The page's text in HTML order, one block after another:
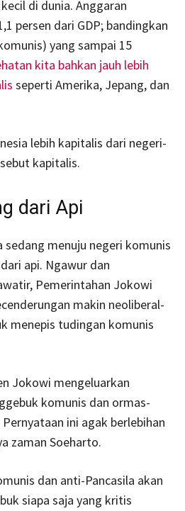
di dunia. Anggaran
persen dari GDP; bandingkan
yang sampai 15
kita bahkan jauh lebih
seperti Amerika, Jepang, dan
lebih kapitalis dari negeri-
kapitalis.
dari Api
sedang menuju negeri komunis
api. Ngawur dan
Pemerintahan Jokowi
makin neoliberal-
menepis tudingan komunis
Jokowi mengeluarkan
komunis dan ormas-
ini agak berlebihan
zaman Soeharto.
dan anti-Pancasila akan
siapa saja yang kritis